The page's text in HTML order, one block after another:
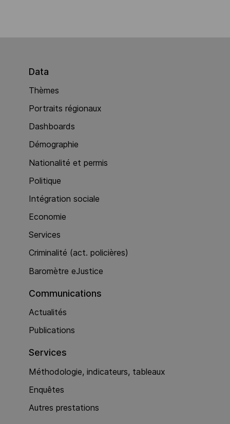
Data
Thèmes
Portraits régionaux
Dashboards
Démographie
Nationalité et permis
Politique
Intégration sociale
Economie
Services
Criminalité (act. policières)
Baromètre eJustice
Communications
Actualités
Publications
Services
Méthodologie, indicateurs, tableaux
Enquêtes
Autres prestations